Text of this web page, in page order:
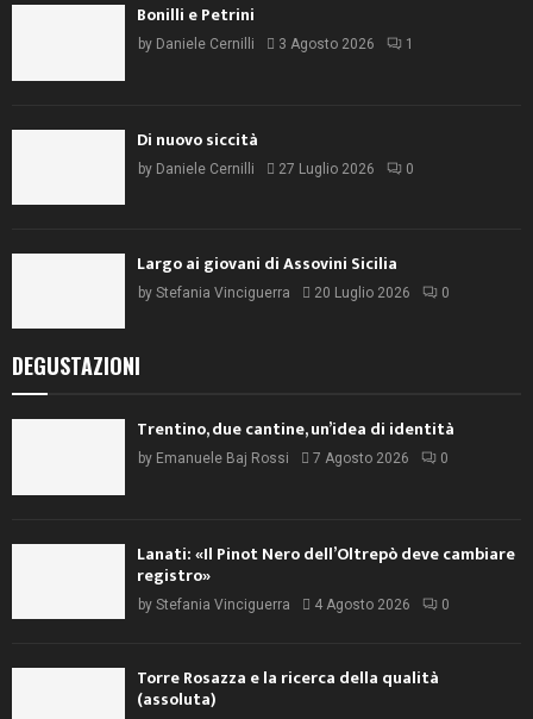
Bonilli e Petrini
by Daniele Cernilli 3 Agosto 2026 1
Di nuovo siccità
by Daniele Cernilli 27 Luglio 2026 0
Largo ai giovani di Assovini Sicilia
by Stefania Vinciguerra 20 Luglio 2026 0
DEGUSTAZIONI
Trentino, due cantine, un’idea di identità
by Emanuele Baj Rossi 7 Agosto 2026 0
Lanati: «Il Pinot Nero dell’Oltrepò deve cambiare
registro»
by Stefania Vinciguerra 4 Agosto 2026 0
Torre Rosazza e la ricerca della qualità
(assoluta)